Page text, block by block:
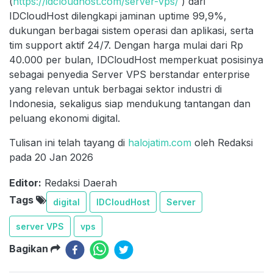
IDCloudHost dilengkapi jaminan uptime 99,9%,
dukungan berbagai sistem operasi dan aplikasi, serta
tim support aktif 24/7. Dengan harga mulai dari Rp
40.000 per bulan, IDCloudHost memperkuat posisinya
sebagai penyedia Server VPS berstandar enterprise
yang relevan untuk berbagai sektor industri di
Indonesia, sekaligus siap mendukung tantangan dan
peluang ekonomi digital.
Tulisan ini telah tayang di halojatim.com oleh Redaksi
pada 20 Jan 2026
Editor: Redaksi Daerah
Tags
digital IDCloudHost Server
server VPS vps
Bagikan